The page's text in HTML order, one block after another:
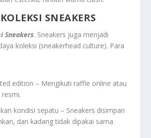
SNEAKERS
Sneakers. Sneakers juga menjadi
koleksi (sneakerhead culture). Para
edition – Mengikuti raffle online atau
kondisi sepatu – Sneakers disimpan
dan kadang tidak dipakai sama